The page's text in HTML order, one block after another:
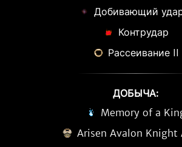
Добивающий
Контрудар
Рассеивание II
ДОБЫЧА:
Memory of a
Arisen Avalon Knight